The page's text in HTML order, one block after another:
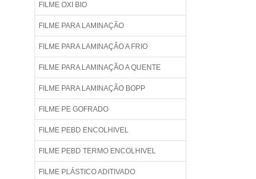
FILME OXI BIO
FILME PARA LAMINAÇÃO
FILME PARA LAMINAÇÃO A FRIO
FILME PARA LAMINAÇÃO A QUENTE
FILME PARA LAMINAÇÃO BOPP
FILME PE GOFRADO
FILME PEBD ENCOLHIVEL
FILME PEBD TERMO ENCOLHIVEL
FILME PLÁSTICO ADITIVADO